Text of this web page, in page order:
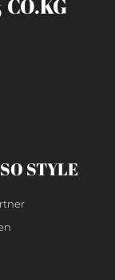
STYLE